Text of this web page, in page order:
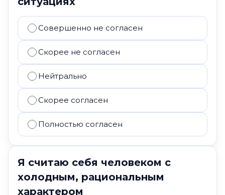
Совершенно не согласен
Скорее не согласен
Нейтрально
Скорее согласен
Полностью согласен
Я считаю себя человеком с
холодным, рациональным
характером